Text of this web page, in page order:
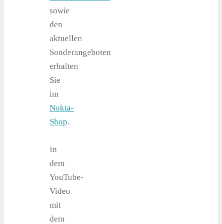
sowie
den
aktuellen
Sonderangeboten
erhalten
Sie
im
Nokta-
Shop.
In
dem
YouTube-
Video
mit
dem